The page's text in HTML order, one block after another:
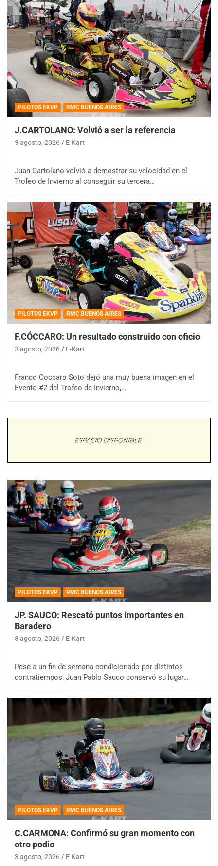
PILOTOS EKVP RMC BUENOS AIRES
J.CARTOLANO: Volvió a ser la referencia
3 agosto, 2026 E-Kart
Juan Cartolano volvió a demostrar su velocidad en el
Trofeo de Invierno al conseguir su tercera…
PILOTOS EKVP RMC BUENOS AIRES
F.CÓCCARO: Un resultado construido con oficio
3 agosto, 2026 E-Kart
Franco Coccaro Soto dejó una muy buena imagen en el
Evento #2 del Trofeo de Invierno,…
PILOTOS EKVP RMC BUENOS AIRES
JP. SAUCO: Rescató puntos importantes en
Baradero
3 agosto, 2026 E-Kart
Pese a un fin de semana condicionado por distintos
contratiempos, Juan Pablo Sauco conservó su lugar…
PILOTOS EKVP RMC BUENOS AIRES
C.CARMONA: Confirmó su gran momento con
otro podio
3 agosto, 2026 E-Kart